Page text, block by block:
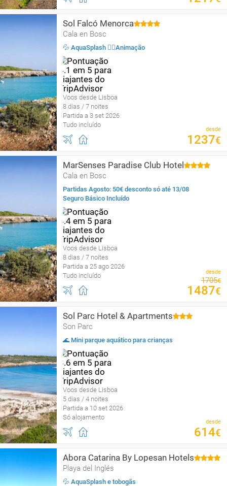
Sol Falcó Menorca
Cala en Bosc
💦 AquaSplash 🤹‍♂️Animação
Voos desde Lisboa
8 dias / 7 noites
Partida a 3 set 2026
Tudo incluído
desde
1237€
MarSenses Paradise Club Hotel
Cala en Bosc
Partidas Agosto: 50€ desconto só até 13/08
Seguro Básico Incluído
Voos desde Lisboa
8 dias / 7 noites
Partida a 25 ago 2026
Tudo incluído
desde
1705€
1487€
Sol Parc Hotel & Apartments
Son Parc
🌊 Mini parque aquático para crianças
Voos desde Lisboa
5 dias / 4 noites
Partida a 10 set 2026
Só alojamento
desde
614€
Abora Catarina By Lopesan Hotels
Playa del Inglés
💦 AquaSplash e tobogãs